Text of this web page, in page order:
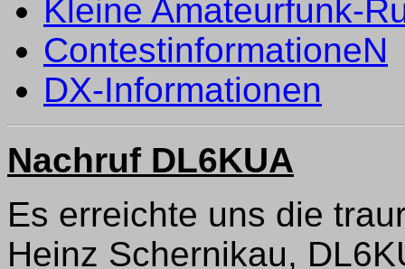
Kleine Amateurfunk-
ContestinformationeN
DX-Informationen
Nachruf DL6KUA
Es erreichte uns die
Heinz Schernikau,